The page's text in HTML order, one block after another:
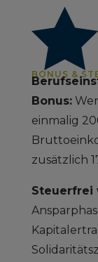

BONUS &
Bonus:
einmalig
zusätzlich
Steuerfrei